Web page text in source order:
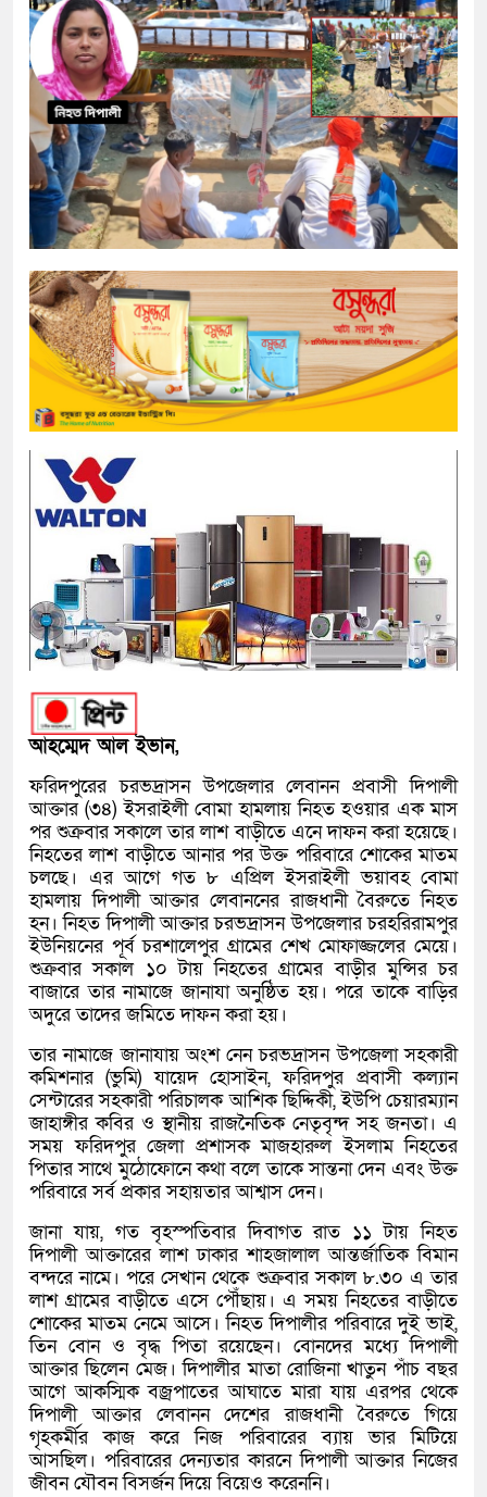
আহম্মেদ আল ইভান,
ফরিদপুরের চরভদ্রাসন উপজেলার লেবানন প্রবাসী দিপালী
আক্তার (৩৪) ইসরাইলী বোমা হামলায় নিহত হওয়ার এক মাস
পর শুক্রবার সকালে তার লাশ বাড়ীতে এনে দাফন করা হয়েছে।
নিহতের লাশ বাড়ীতে আনার পর উক্ত পরিবারে শোকের মাতম
চলছে। এর আগে গত ৮ এপ্রিল ইসরাইলী ভয়াবহ বোমা
হামলায় দিপালী আক্তার লেবাননের রাজধানী বৈরুতে নিহত
হন। নিহত দিপালী আক্তার চরভদ্রাসন উপজেলার চরহরিরামপুর
ইউনিয়নের পূর্ব চরশালেপুর গ্রামের শেখ মোফাজ্জলের মেয়ে।
শুক্রবার সকাল ১০ টায় নিহতের গ্রামের বাড়ীর মুন্সির চর
বাজারে তার নামাজে জানাযা অনুষ্ঠিত হয়। পরে তাকে বাড়ির
অদুরে তাদের জমিতে দাফন করা হয়।
তার নামাজে জানাযায় অংশ নেন চরভদ্রাসন উপজেলা সহকারী
কমিশনার (ভুমি) যায়েদ হোসাইন, ফরিদপুর প্রবাসী কল্যান
সেন্টারের সহকারী পরিচালক আশিক ছিদ্দিকী, ইউপি চেয়ারম্যান
জাহাঙ্গীর কবির ও স্থানীয় রাজনৈতিক নেতৃবৃন্দ সহ জনতা। এ
সময় ফরিদপুর জেলা প্রশাসক মাজহারুল ইসলাম নিহতের
পিতার সাথে মুঠোফোনে কথা বলে তাকে সান্তনা দেন এবং উক্ত
পরিবারে সর্ব প্রকার সহায়তার আশ্বাস দেন।
জানা যায়, গত বৃহস্পতিবার দিবাগত রাত ১১ টায় নিহত
দিপালী আক্তারের লাশ ঢাকার শাহজালাল আন্তর্জাতিক বিমান
বন্দরে নামে। পরে সেখান থেকে শুক্রবার সকাল ৮.৩০ এ তার
লাশ গ্রামের বাড়ীতে এসে পৌঁছায়। এ সময় নিহতের বাড়ীতে
শোকের মাতম নেমে আসে। নিহত দিপালীর পরিবারে দুই ভাই,
তিন বোন ও বৃদ্ধ পিতা রয়েছেন। বোনদের মধ্যে দিপালী
আক্তার ছিলেন মেজ। দিপালীর মাতা রোজিনা খাতুন পাঁচ বছর
আগে আকস্মিক বজ্রপাতের আঘাতে মারা যায় এরপর থেকে
দিপালী আক্তার লেবানন দেশের রাজধানী বৈরুতে গিয়ে
গৃহকর্মীর কাজ করে নিজ পরিবারের ব্যায় ভার মিটিয়ে
আসছিল। পরিবারের দেন্যতার কারনে দিপালী আক্তার নিজের
জীবন যৌবন বিসর্জন দিয়ে বিয়েও করেননি।